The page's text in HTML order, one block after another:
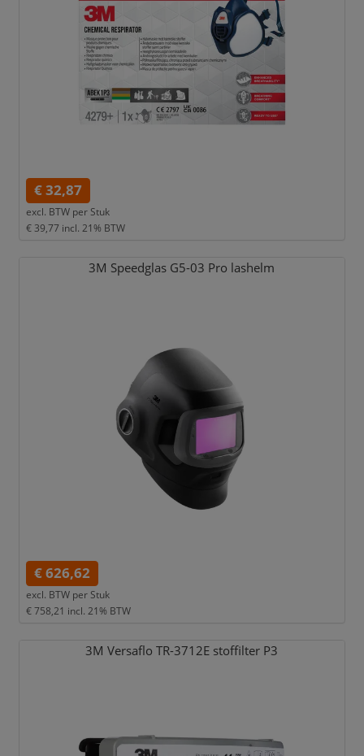
€ 32,87
excl. BTW per Stuk
€ 39,77 incl. 21% BTW
3M Speedglas G5-03 Pro lashelm
€ 626,62
excl. BTW per Stuk
€ 758,21 incl. 21% BTW
3M Versaflo TR-3712E stoffilter P3